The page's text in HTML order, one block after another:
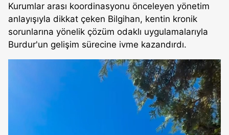
Kurumlar arası koordinasyonu önceleyen yönetim
anlayışıyla dikkat çeken Bilgihan, kentin kronik
sorunlarına yönelik çözüm odaklı uygulamalarıyla
Burdur'un gelişim sürecine ivme kazandırdı.